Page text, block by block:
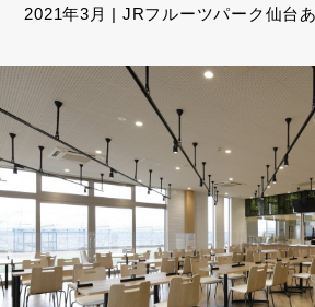
2021年3月 | JRフルーツパーク仙台